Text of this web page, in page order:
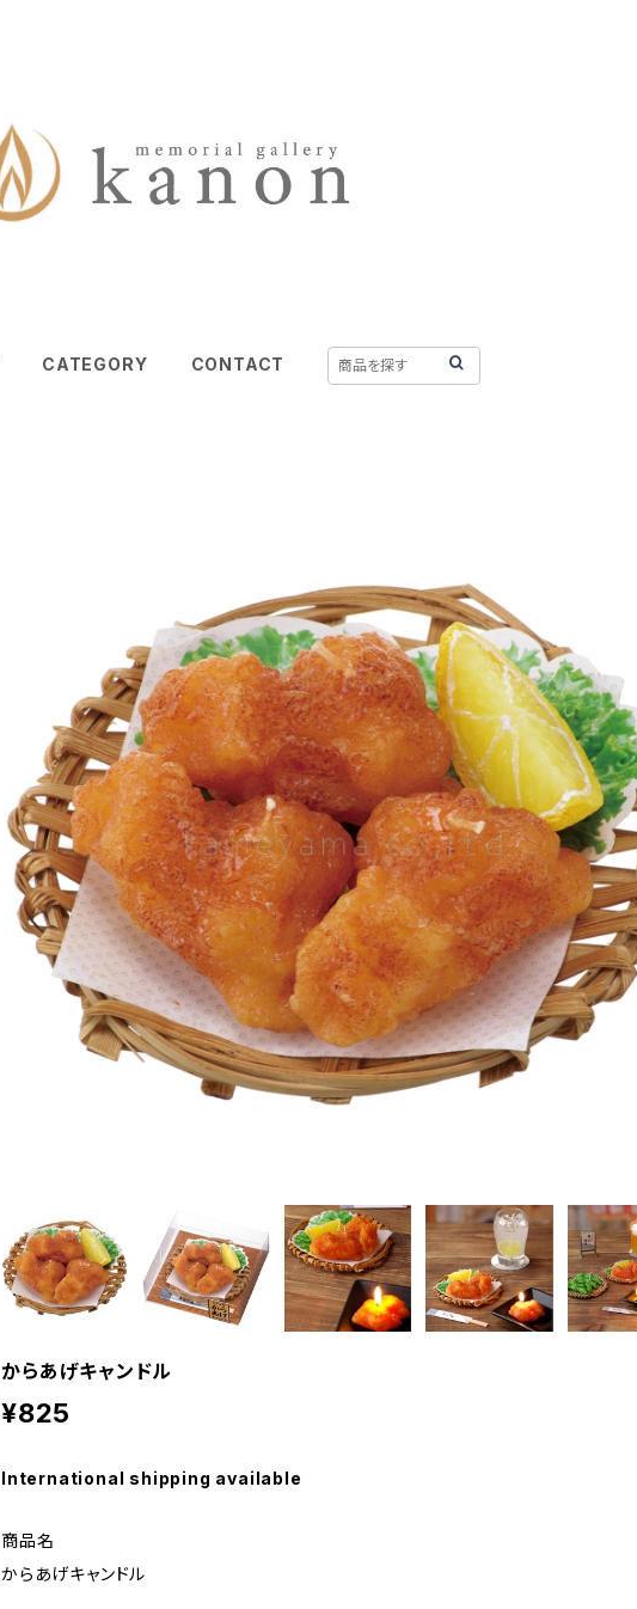
CATEGORY CONTACT
からあげキャンドル
¥825
International shipping available
商品名
からあげキャンドル